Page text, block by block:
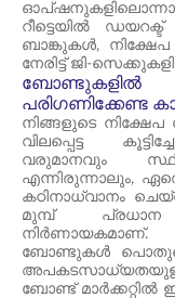
റീട്ടെയിൽ
ബാങ്കുകൾ,
നേരിട്ട് ജി-
ബോണ്ടുകളിൽ
പരിഗണിക്കേണ്ട
നിങ്ങളുടെ
വിലപ്പെട്ട
വരുമാനവും
എന്നിരുന്നാലും,
കഠിനാധ്വാനം
മുമ്പ് പ്രധാന
നിർണായകമാണ്.
ബോണ്ടുകൾ
ബോണ്ട് മാർക്കറ്റിൽ